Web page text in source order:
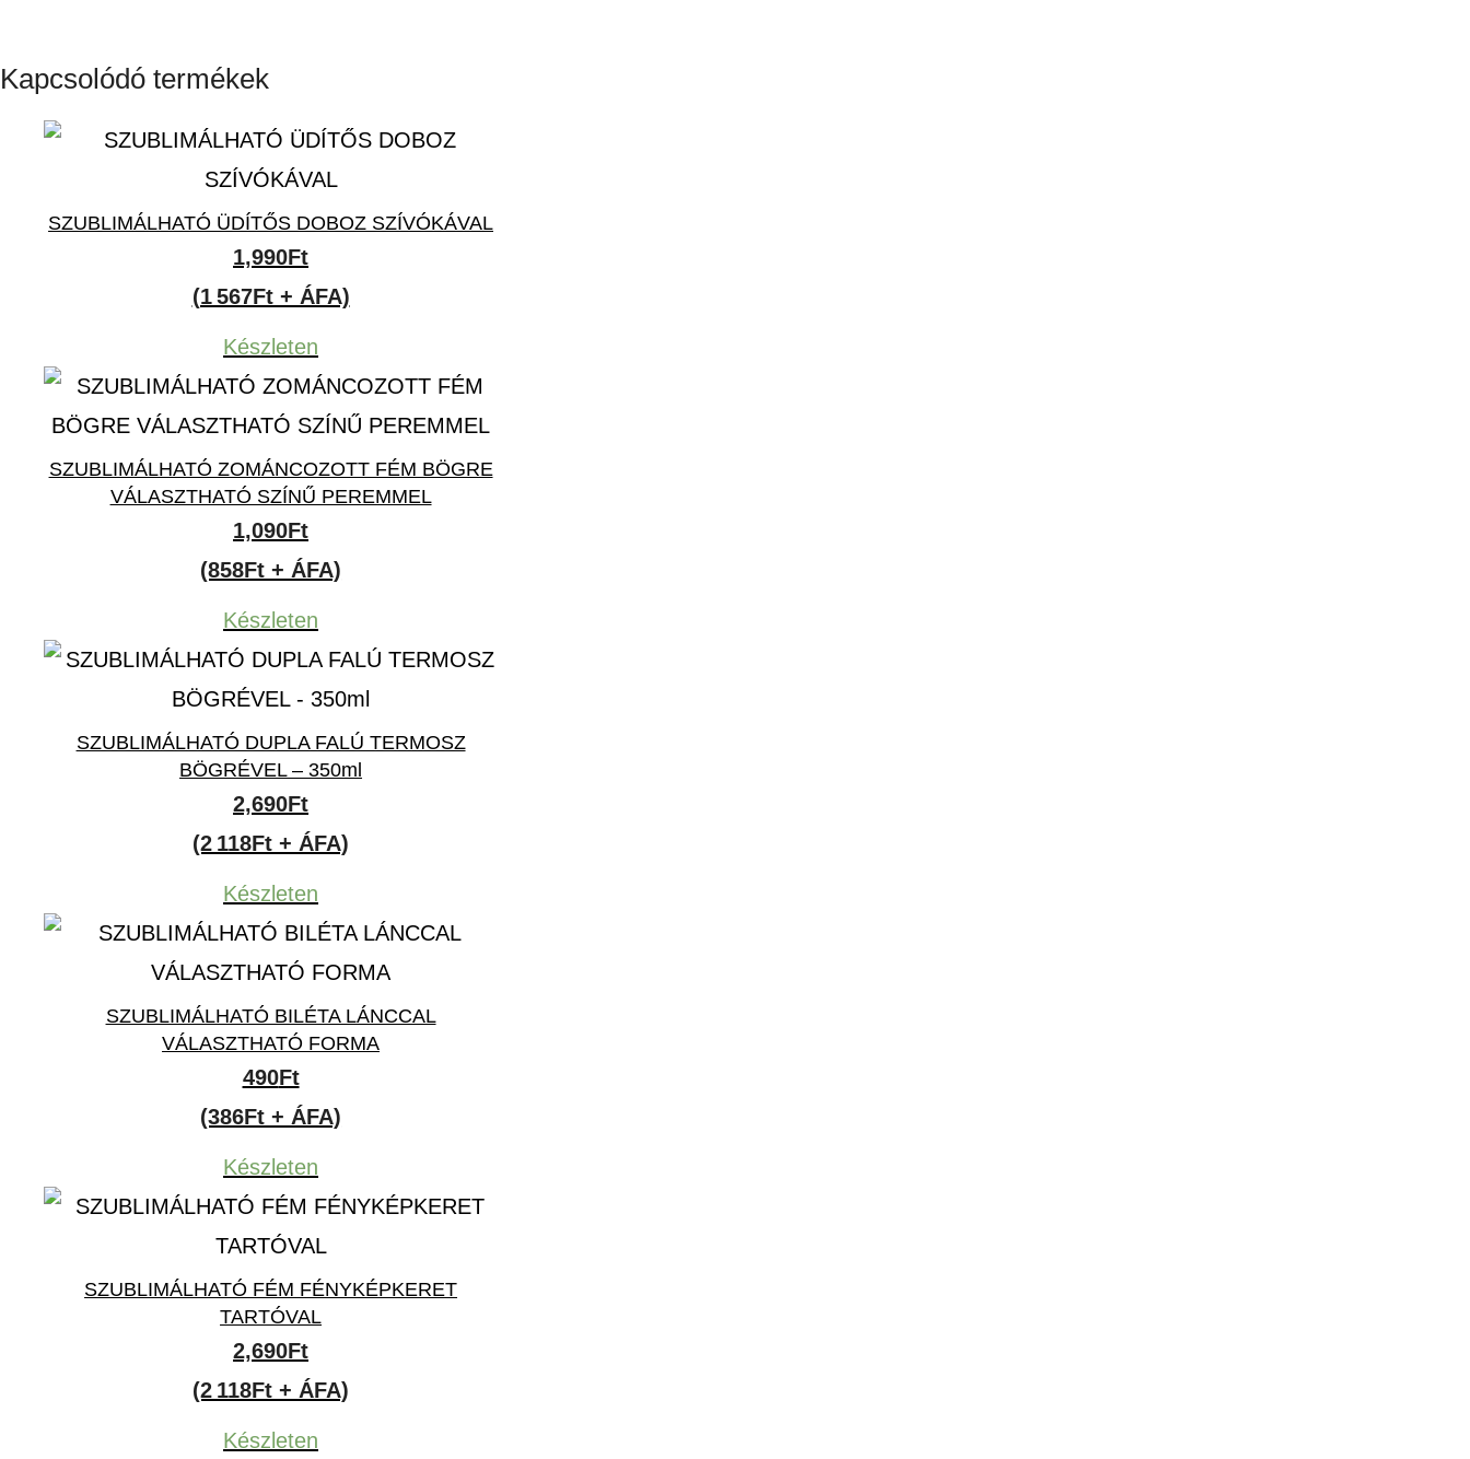
Kapcsolódó termékek
SZUBLIMÁLHATÓ ÜDÍTŐS DOBOZ SZÍVÓKÁVAL
1,990Ft
(1 567Ft + ÁFA)
Készleten
SZUBLIMÁLHATÓ ZOMÁNCOZOTT FÉM BÖGRE
VÁLASZTHATÓ SZÍNŰ PEREMMEL
1,090Ft
(858Ft + ÁFA)
Készleten
SZUBLIMÁLHATÓ DUPLA FALÚ TERMOSZ
BÖGRÉVEL – 350ml
2,690Ft
(2 118Ft + ÁFA)
Készleten
SZUBLIMÁLHATÓ BILÉTA LÁNCCAL
VÁLASZTHATÓ FORMA
490Ft
(386Ft + ÁFA)
Készleten
SZUBLIMÁLHATÓ FÉM FÉNYKÉPKERET
TARTÓVAL
2,690Ft
(2 118Ft + ÁFA)
Készleten